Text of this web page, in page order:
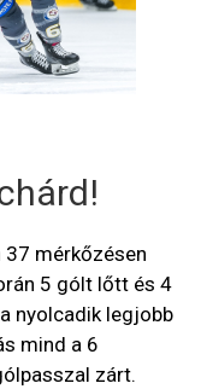
37 mérkőzésen
5 gólt lőtt és 4
nyolcadik legjobb
mind a 6
zárt.